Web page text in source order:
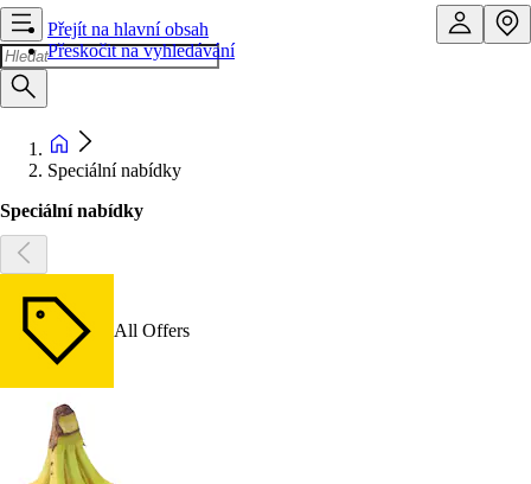
Přejít na hlavní obsah
Přeskočit na vyhledávání
Speciální nabídky
Speciální nabídky
All Offers